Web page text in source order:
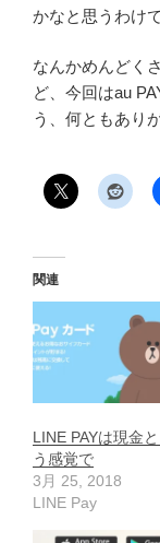
かなと思うわけ
なんかめんどく
ど、今回はau
う、何ともあり
関連
LINE PAYは現金
う感覚で
3月 25, 2018
LINE Pay